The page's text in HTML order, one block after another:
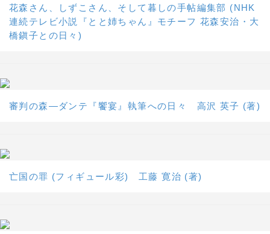
花森さん、しずこさん、そして暮しの手帖編集部 (NHK
連続テレビ小説『とと姉ちゃん』モチーフ 花森安治・大
橋鎭子との日々)
審判の森―ダンテ『饗宴』執筆への日々 高沢 英子 (著)
亡国の罪 (フィギュール彩) 工藤 寛治 (著)